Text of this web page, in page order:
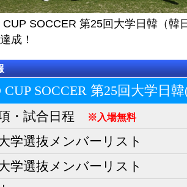
CUP SOCCER 第25回大学日韓（
成！
CUP SOCCER 第25回大学日
・試合日程 ※入場無料
学選抜メンバーリスト
学選抜メンバーリスト